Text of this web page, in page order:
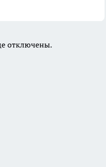
отключены.